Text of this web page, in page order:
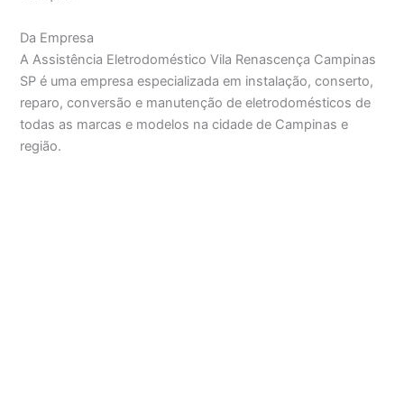
Da Empresa
A Assistência Eletrodoméstico Vila Renascença Campinas
SP é uma empresa especializada em instalação, conserto,
reparo, conversão e manutenção de eletrodomésticos de
todas as marcas e modelos na cidade de Campinas e
região.